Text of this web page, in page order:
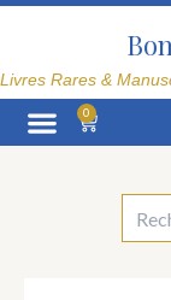
Aller
Livres Rares &
0
Panier